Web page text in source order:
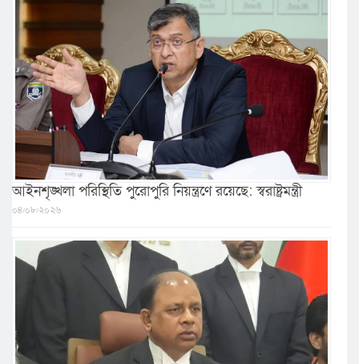
আইনশৃঙ্খলা পরিস্থিতি পুরোপুরি নিয়ন্ত্রণে রয়েছে: স্বরাষ্ট্রমন্ত্রী
০৪/০৮/২০২৬